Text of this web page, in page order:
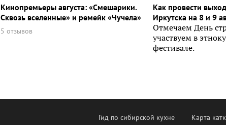
Кинопремьеры августа: «Смешарики.
Сквозь вселенные» и ремейк «Чучела»
5 отзывов
Как провести
Иркутска на 8 и 9
Отмечаем День
участвуем в
фестивале.
Гид по сибирской кухне Карта